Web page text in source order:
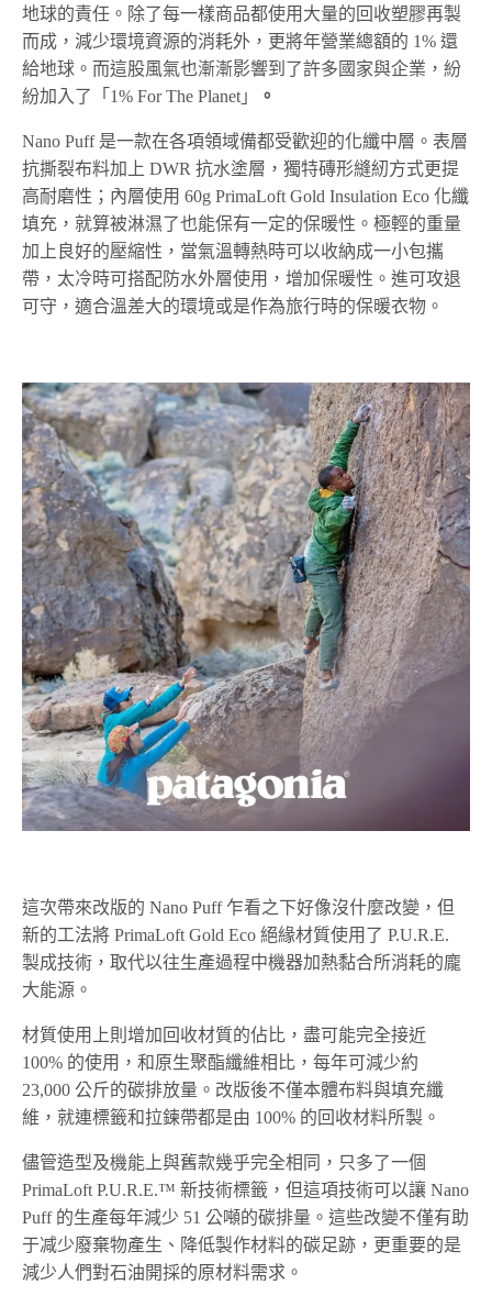
地球的責任。除了每一樣商品都使用大量的回收塑膠再製
而成，減少環境資源的消耗外，更將年營業總額的 1% 還
給地球。而這股風氣也漸漸影響到了許多國家與企業，紛
紛加入了「1% For The Planet」
。
Nano Puff 是一款在各項領域備都受歡迎的化纖中層。表層
抗撕裂布料加上 DWR 抗水塗層，獨特磚形縫紉方式更提
高耐磨性；內層使用 60g PrimaLoft Gold Insulation Eco 化纖
填充，就算被淋濕了也能保有一定的保暖性。極輕的重量
加上良好的壓縮性，當氣溫轉熱時可以收納成一小包攜
帶，太冷時可搭配防水外層使用，增加保暖性。進可攻退
可守，適合溫差大的環境或是作為旅行時的保暖衣物。
這次帶來改版的 Nano Puff 乍看之下好像沒什麼改變，但
新的工法將 PrimaLoft Gold Eco 絕緣材質使用了 P.U.R.E.
製成技術，取代以往生產過程中機器加熱黏合所消耗的龐
大能源。
材質使用上則增加回收材質的佔比，盡可能完全接近
100% 的使用，和原生聚酯纖維相比，每年可減少約
23,000 公斤的碳排放量。改版後不僅本體布料與填充纖
維，就連標籤和拉鍊帶都是由 100% 的回收材料所製。
儘管造型及機能上與舊款幾乎完全相同，只多了一個
PrimaLoft P.U.R.E.™ 新技術標籤，但這項技術可以讓 Nano
Puff 的生產每年減少 51 公噸的碳排量。這些改變不僅有助
于减少廢棄物產生、降低製作材料的碳足跡，更重要的是
減少人們對石油開採的原材料需求。